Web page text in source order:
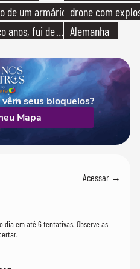
de um armário
anos, fui de
drone com
Alemanha
seus bloqueios?
Mapa
Acessar →
dia em até 6 tentativas. Observe as